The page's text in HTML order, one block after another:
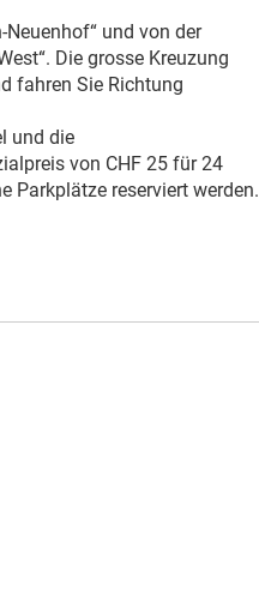
und von der
Die grosse Kreuzung
fahren Sie Richtung
und die
von CHF 25 für 24
Parkplätze reserviert werden.